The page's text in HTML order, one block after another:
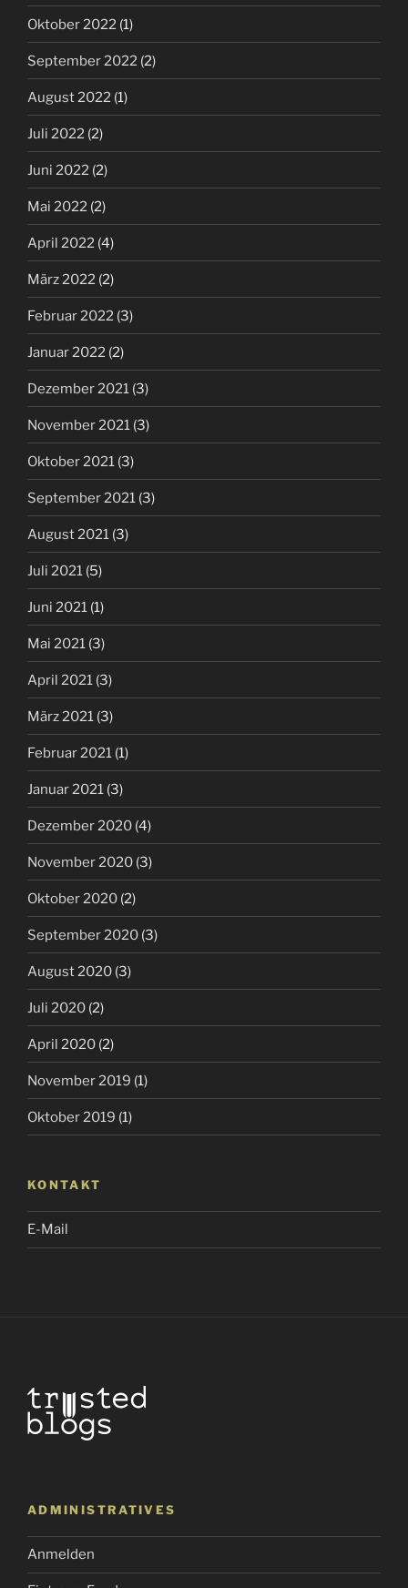
Oktober 2022 (1)
September 2022 (2)
August 2022 (1)
Juli 2022 (2)
Juni 2022 (2)
Mai 2022 (2)
April 2022 (4)
März 2022 (2)
Februar 2022 (3)
Januar 2022 (2)
Dezember 2021 (3)
November 2021 (3)
Oktober 2021 (3)
September 2021 (3)
August 2021 (3)
Juli 2021 (5)
Juni 2021 (1)
Mai 2021 (3)
April 2021 (3)
März 2021 (3)
Februar 2021 (1)
Januar 2021 (3)
Dezember 2020 (4)
November 2020 (3)
Oktober 2020 (2)
September 2020 (3)
August 2020 (3)
Juli 2020 (2)
April 2020 (2)
November 2019 (1)
Oktober 2019 (1)
KONTAKT
E-Mail
ADMINISTRATIVES
Anmelden